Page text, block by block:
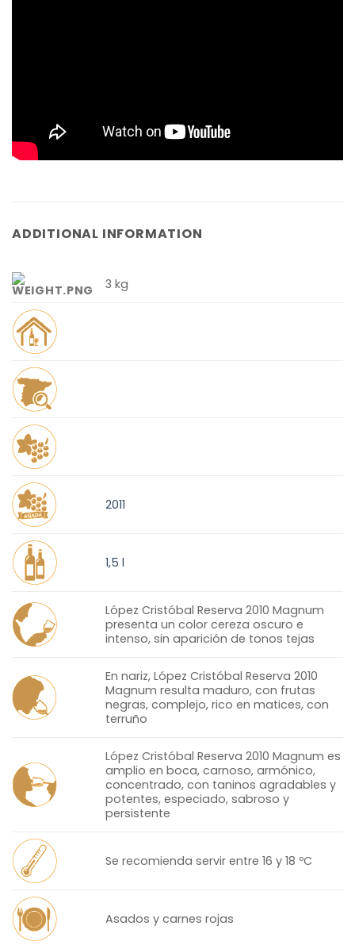
ADDITIONAL INFORMATION
3 kg
2011
1,5 l
López Cristóbal Reserva 2010 Magnum
presenta un color cereza oscuro e
intenso, sin aparición de tonos tejas
En nariz, López Cristóbal Reserva 2010
Magnum resulta maduro, con frutas
negras, complejo, rico en matices, con
terruño
López Cristóbal Reserva 2010 Magnum es
amplio en boca, carnoso, armónico,
concentrado, con taninos agradables y
potentes, especiado, sabroso y
persistente
Se recomienda servir entre 16 y 18 ºC
Asados y carnes rojas